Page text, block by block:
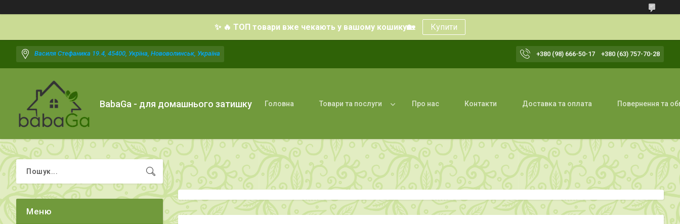
✨ 🔥 ТОП товари вже чекають у вашому кошику🏡 Купити
Василя Стефаника 19.4, 45400, Укрїна, Нововолинськ, Україна +380 (98) 666-50-17 +380 (63) 757-70-28
BabaGa - для домашнього затишку Головна Товари та послуги Про нас Контакти Доставка та оплата Повернення та